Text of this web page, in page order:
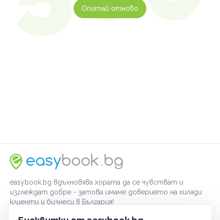
Опитай отново
easybook.bg вдъхновява хората да се чувстват и
изглеждат добре - затова имаме доверието на хиляди
клиенти и бизнеси в България!